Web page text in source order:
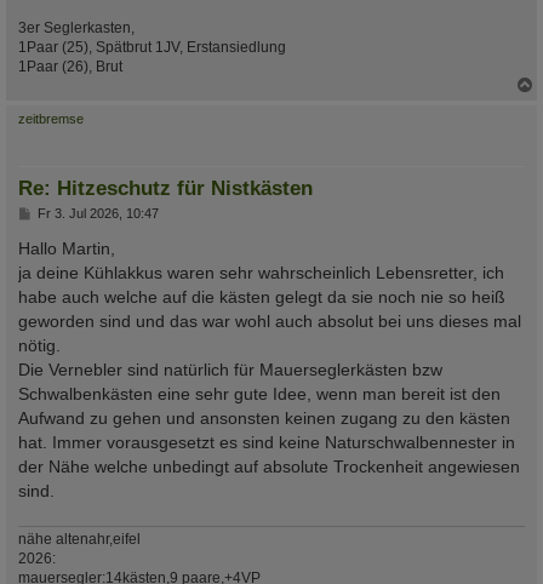
3er Seglerkasten,
1Paar (25), Spätbrut 1JV, Erstansiedlung
1Paar (26), Brut
zeitbremse
Re: Hitzeschutz für Nistkästen
B
i
t
r
a
g
Fr 3. Jul 2026, 10:47
Hallo Martin,
ja deine Kühlakkus waren sehr wahrscheinlich Lebensretter, ich
habe auch welche auf die kästen gelegt da sie noch nie so heiß
geworden sind und das war wohl auch absolut bei uns dieses mal
nötig.
Die Vernebler sind natürlich für Mauerseglerkästen bzw
Schwalbenkästen eine sehr gute Idee, wenn man bereit ist den
Aufwand zu gehen und ansonsten keinen zugang zu den kästen
hat. Immer vorausgesetzt es sind keine Naturschwalbennester in
der Nähe welche unbedingt auf absolute Trockenheit angewiesen
sind.
nähe altenahr,eifel
2026:
mauersegler:14kästen,9 paare,+4VP